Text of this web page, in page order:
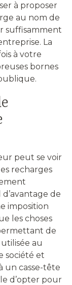
à proposer
au nom de
suffisamment
La
à votre
bornes
peut se voir
recharges
de
imposition
les choses
de
au
société et
un casse-tête
d’opter pour